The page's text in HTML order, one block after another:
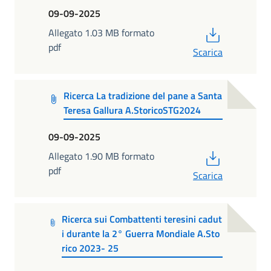
09-09-2025
Allegato 1.03 MB formato
pdf
Scarica
Ricerca La tradizione del pane a Santa
Teresa Gallura A.StoricoSTG2024
09-09-2025
Allegato 1.90 MB formato
pdf
Scarica
Ricerca sui Combattenti teresini cadut
i durante la 2° Guerra Mondiale A.Sto
rico 2023- 25